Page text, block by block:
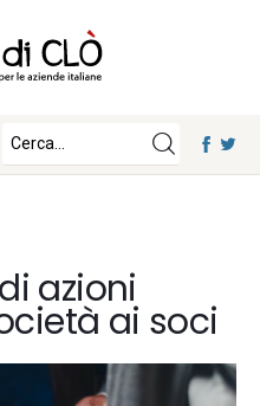
azioni
ai soci